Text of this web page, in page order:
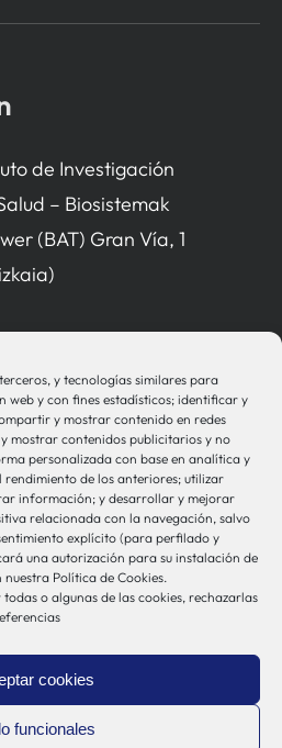
y tecnologías similares para
web y con fines estadísticos; identificar y
y mostrar contenido en redes
mostrar contenidos publicitarios y no
personalizada con base en analítica y
rendimiento de los anteriores; utilizar
información; y desarrollar y mejorar
relacionada con la navegación, salvo
explícito (para perfilado y
una autorización para su instalación de
Política de Cookies.
o algunas de las cookies, rechazarlas
cookies
funcionales
de Investigación
– Biosistemak
(BAT) Gran Vía, 1
sistemak.eus